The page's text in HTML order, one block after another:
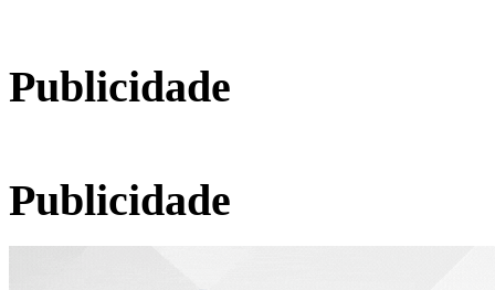
Publicidade
Publicidade